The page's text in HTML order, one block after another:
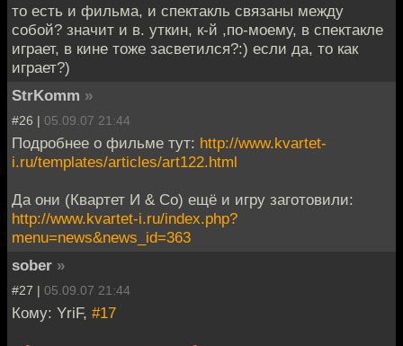
то есть и фильма, и спектакль связаны между
собой? значит и в. уткин, к-й ,по-моему, в спектакле
играет, в кине тоже засветился?:) если да, то как
играет?)
StrKomm »
#26 | 05.09.07 21:44
Подробнее о фильме тут: http://www.kvartet-
i.ru/templates/articles/art122.html
Да они (Квартет И & Co) ещё и игру заготовили:
http://www.kvartet-i.ru/index.php?
menu=news&news_id=363
sober »
#27 | 05.09.07 21:44
Кому: YriF, #17